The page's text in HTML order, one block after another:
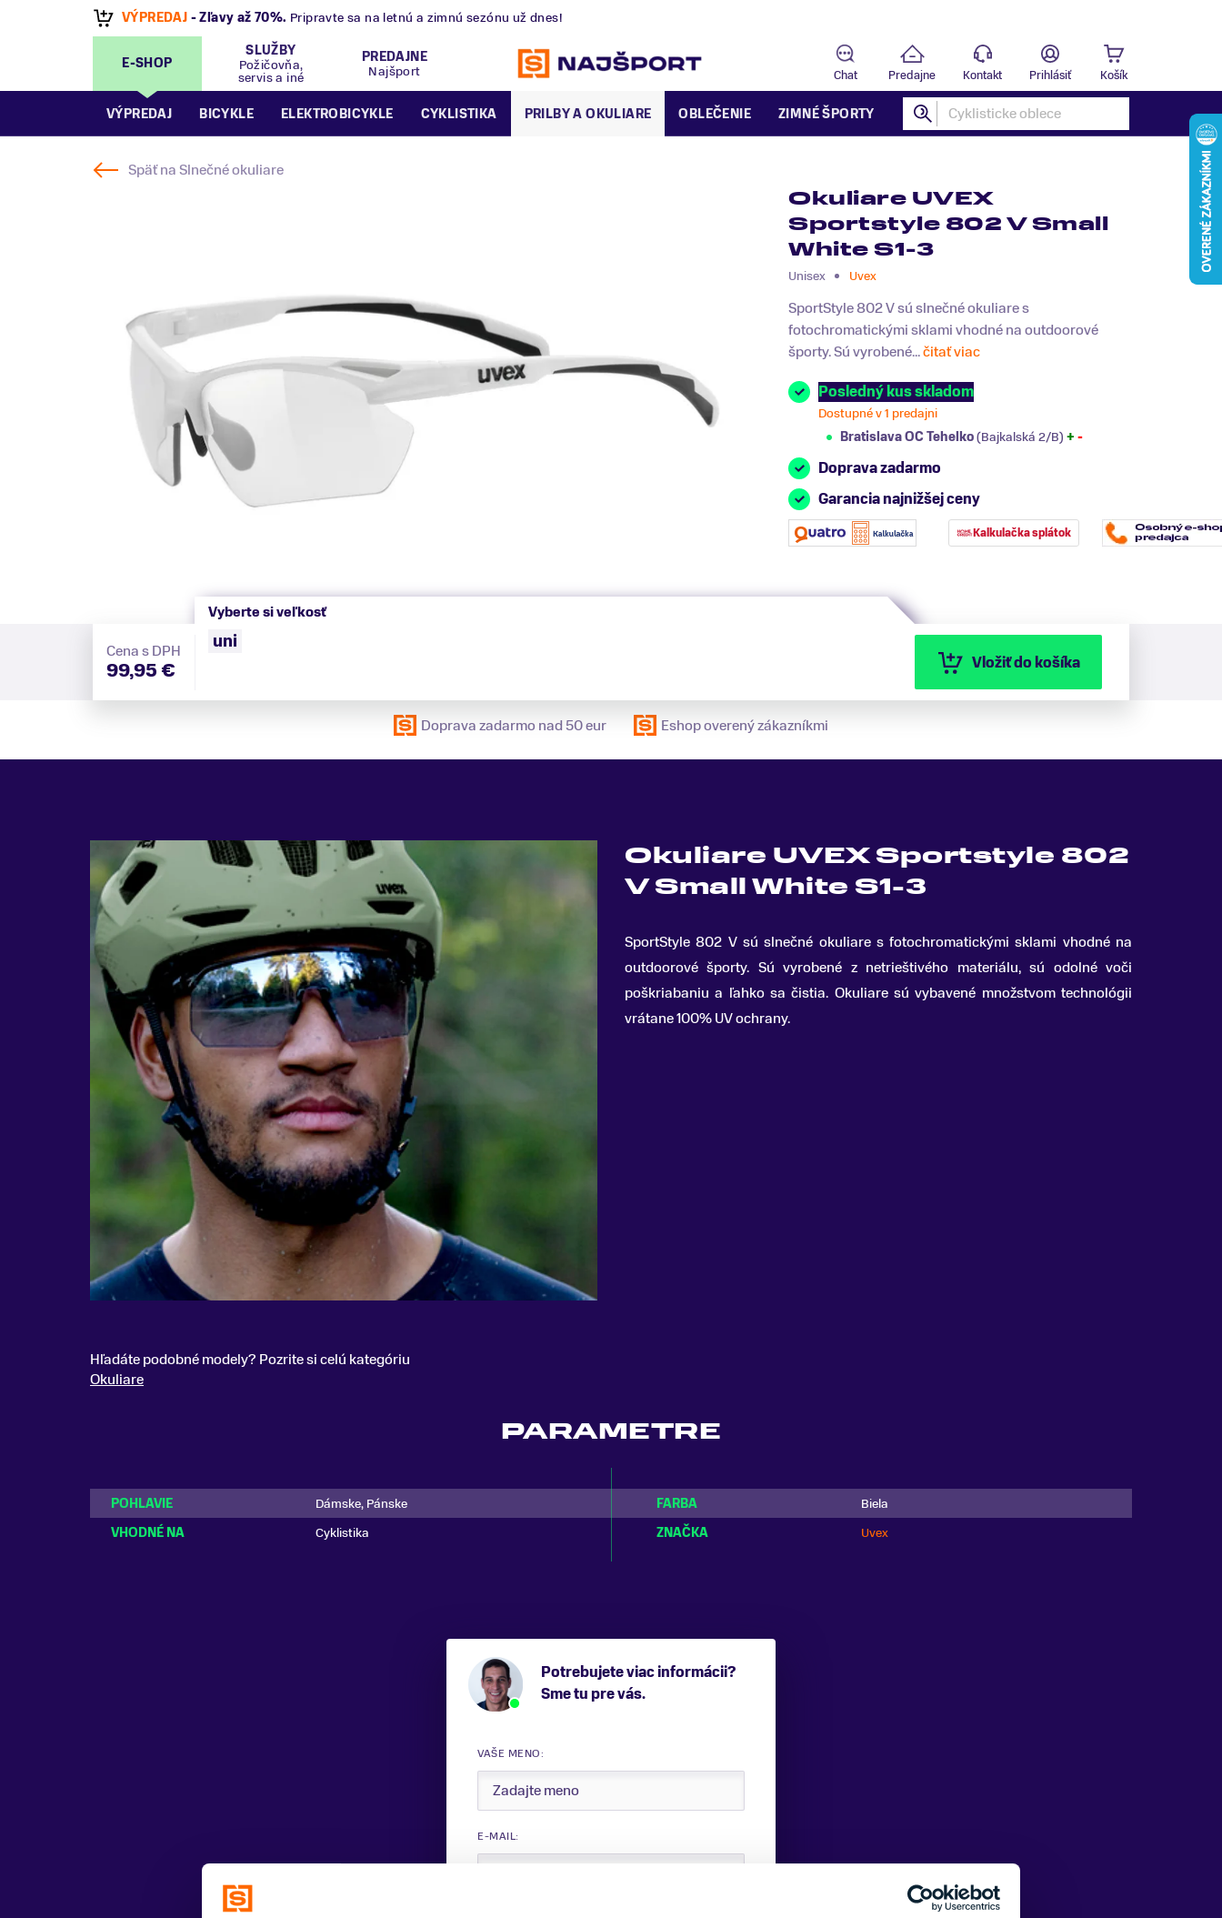
VÝPREDAJ - Zľavy až 70%. Pripravte sa na letnú a zimnú sezónu už dnes!
E-SHOP
SLUŽBY
Požičovňa,
servis a iné
PREDAJNE
Najšport
Chat Predajne Kontakt Prihlásiť Košík
VÝPREDAJ BICYKLE ELEKTROBICYKLE CYKLISTIKA PRILBY A OKULIARE OBLEČENIE ZIMNÉ ŠPORTY
Späť naSlnečné okuliare
Okuliare UVEX
Sportstyle 802 V Small
White S1-3
Unisex Uvex
SportStyle 802 V sú slnečné okuliare s
fotochromatickými sklami vhodné na outdoorové
športy. Sú vyrobené...čitať viac
Posledný kus skladom
Dostupné v 1 predajni
Bratislava OC Tehelko(Bajkalská 2/B) + -
Doprava zadarmo
Garancia najnižšej ceny
Kalkulačka splátok
Cena s DPH
99,95 €
Vyberte si veľkosť
uni
Vložiť do košíka
Doprava zadarmo nad 50 eur Eshop overený zákazníkmi
Okuliare UVEX Sportstyle 802
V Small White S1-3
SportStyle 802 V sú slnečné okuliare s fotochromatickými sklami vhodné na
outdoorové športy. Sú vyrobené z netrieštivého materiálu, sú odolné voči
poškriabaniu a ľahko sa čistia. Okuliare sú vybavené množstvom technológii
vrátane 100% UV ochrany.
Hľadáte podobné modely? Pozrite si celú kategóriu
Okuliare
PARAMETRE
POHLAVIE Dámske, Pánske FARBA
Biela
VHODNÉ NA
Cyklistika ZNAČKA Uvex
Potrebujete viac informácii?
Sme tu pre vás.
VAŠE MENO:
E-MAIL: